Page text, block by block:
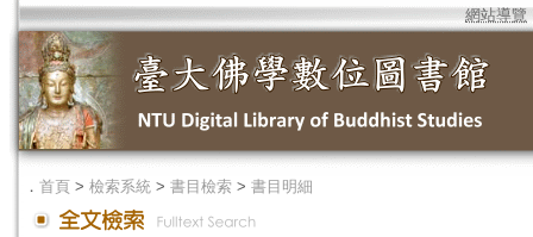
網站導覽
． 首頁 > 檢索系統 > 書目檢索 > 書目明細